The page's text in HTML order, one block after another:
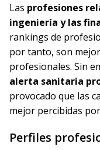
Las profesiones
ingeniería y las
rankings de
por tanto, son
profesionales. Sin
alerta sanitaria
provocado que las
mejor percibidas
Perfiles